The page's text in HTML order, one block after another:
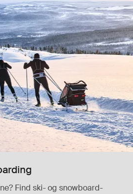
Find ski- og snowboard-